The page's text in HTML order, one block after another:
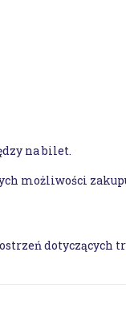
na bilet.
możliwości
dotyczących